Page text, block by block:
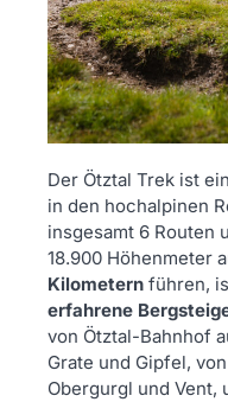
Der Ötztal Trek ist
in den hochalpinen
insgesamt 6 Routen
18.900 Höhenmeter
Kilometern führen,
erfahrene
von Ötztal-Bahnhof
Grate und Gipfel,
Obergurgl und Vent,